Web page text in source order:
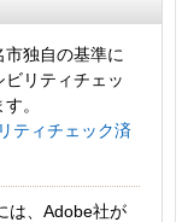
市独自の基準に
リティチェッ
。
ティチェック済
は、Adobe社が